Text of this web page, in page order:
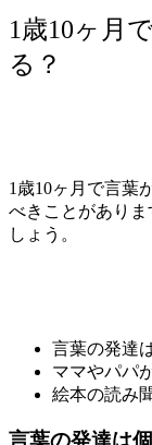
1歳10ヶ月
る？
1歳10ヶ月で言葉
べきことがあり
しょう。
言葉の発達
ママやパパ
絵本の読み
言葉の発達は